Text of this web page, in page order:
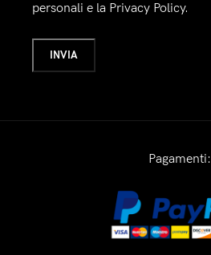
personali e la Privacy Policy.
Pagamenti: